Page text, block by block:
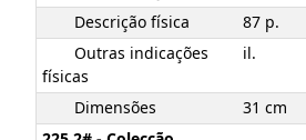
Descrição física
87 p.
Outras indicações
físicas
il.
Dimensões
31 cm